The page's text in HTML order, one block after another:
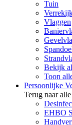
Tuin
Vlaggen
Bekijk
Toon
Persoonlijke
Terug naar
EHBO